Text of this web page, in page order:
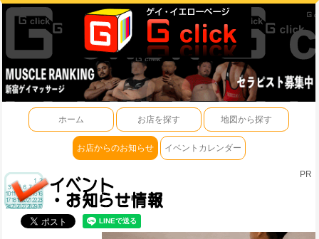
ホーム お店を探す 地図から探す
お店からのお知らせ イベントカレンダー
PR